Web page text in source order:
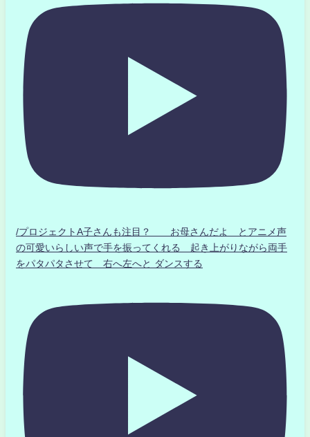
/プロジェクトA子さんも注目？ お母さんだよ とアニメ声
の可愛いらしい声で手を振ってくれる 起き上がりながら両手
をパタパタさせて 右へ左へと ダンスする